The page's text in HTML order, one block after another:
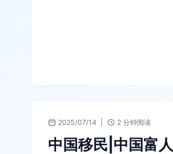
2025/07/14 2 分钟阅读
中国移民|中国富